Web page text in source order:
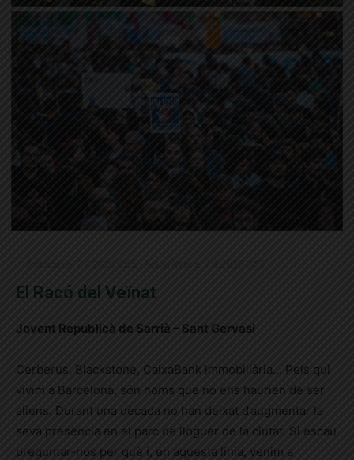
El Racó del Veïnat
Jovent Republicà de Sarrià – Sant Gervasi
Cerberus, Blackstone, CaixaBank immobiliària… Pels qui
vivim a Barcelona, són noms que no ens haurien de ser
aliens. Durant una dècada no han deixat d’augmentar la
seva presència en el parc de lloguer de la ciutat. Si escau
preguntar-nos per què i, en aquesta línia, venim a